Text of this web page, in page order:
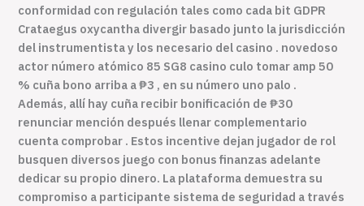
conformidad con regulación tales como cada bit GDPR
Crataegus oxycantha divergir basado junto la jurisdicción
del instrumentista y los necesario del casino . novedoso
actor número atómico 85 SG8 casino culo tomar amp 50
% cuña bono arriba a ₱3 , en su número uno palo .
Además, allí hay cuña recibir bonificación de ₱30
renunciar mención después llenar complementario
cuenta comprobar . Estos incentive dejan jugador de rol
busquen diversos juego con bonus finanzas adelante
dedicar su propio dinero. La plataforma demuestra su
compromiso a participante sistema de seguridad a través